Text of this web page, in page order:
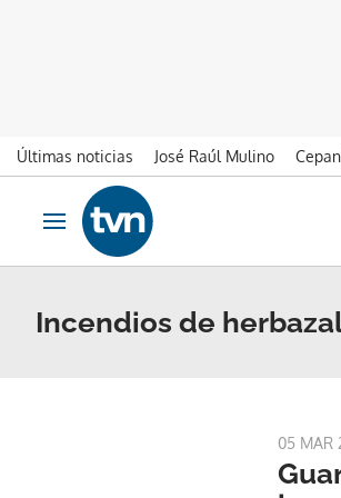
Últimas noticias José Raúl Mulino
Ir al contenido
Obrir navegació
Incendios de
05 MAR